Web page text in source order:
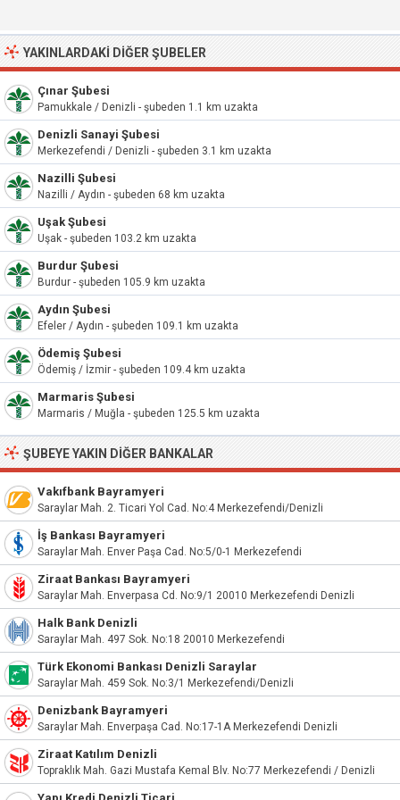
YAKINLARDAKI DIĞER ŞUBELER
Çınar Şubesi
Pamukkale / Denizli - şubeden 1.1 km uzakta
Denizli Sanayi Şubesi
Merkezefendi / Denizli - şubeden 3.1 km uzakta
Nazilli Şubesi
Nazilli / Aydın - şubeden 68 km uzakta
Uşak Şubesi
Uşak - şubeden 103.2 km uzakta
Burdur Şubesi
Burdur - şubeden 105.9 km uzakta
Aydın Şubesi
Efeler / Aydın - şubeden 109.1 km uzakta
Ödemiş Şubesi
Ödemiş / İzmir - şubeden 109.4 km uzakta
Marmaris Şubesi
Marmaris / Muğla - şubeden 125.5 km uzakta
ŞUBEYE YAKIN DIĞER BANKALAR
Vakıfbank Bayramyeri
Saraylar Mah. 2. Ticari Yol Cad. No:4 Merkezefendi/Denizli
İş Bankası Bayramyeri
Saraylar Mah. Enver Paşa Cad. No:5/0-1 Merkezefendi
Ziraat Bankası Bayramyeri
Saraylar Mah. Enverpasa Cd. No:9/1 20010 Merkezefendi Denizli
Halk Bank Denizli
Saraylar Mah. 497 Sok. No:18 20010 Merkezefendi
Türk Ekonomi Bankası Denizli Saraylar
Saraylar Mah. 459 Sok. No:3/1 Merkezefendi/Denizli
Denizbank Bayramyeri
Saraylar Mah. Enverpaşa Cad. No:17-1A Merkezefendi Denizli
Ziraat Katılım Denizli
Topraklık Mah. Gazi Mustafa Kemal Blv. No:77 Merkezefendi / Denizli